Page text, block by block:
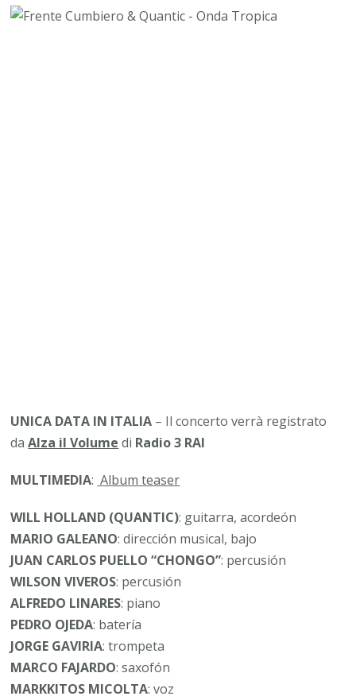
UNICA DATA IN ITALIA – Il concerto verrà registrato
daAlza il Volume di Radio 3 RAI
MULTIMEDIA: Album teaser
WILL HOLLAND (QUANTIC): guitarra, acordeón
MARIO GALEANO: dirección musical, bajo
JUAN CARLOS PUELLO “CHONGO”: percusión
WILSON VIVEROS: percusión
ALFREDO LINARES: piano
PEDRO OJEDA: batería
JORGE GAVIRIA: trompeta
MARCO FAJARDO: saxofón
MARKKITOS MICOLTA: voz